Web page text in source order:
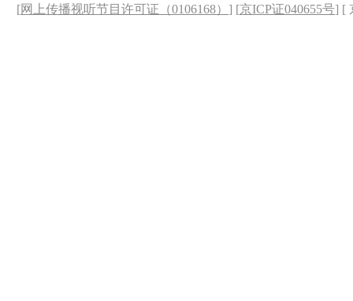
[网上传播视听节目许可证（0106168） ] [京ICP证040655号] [